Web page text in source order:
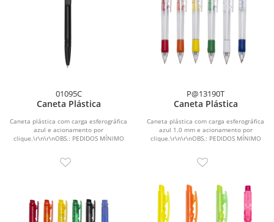
01095C
Caneta Plástica
Caneta plástica com carga esferográfica
azul e acionamento por
clique.\r\n\r\nOBS.: PEDIDOS MÍNIMO
P@13190T
Caneta Plástica
Caneta plástica com carga esferográfica
azul 1.0 mm e acionamento por
clique.\r\n\r\nOBS.: PEDIDOS MÍNIMO